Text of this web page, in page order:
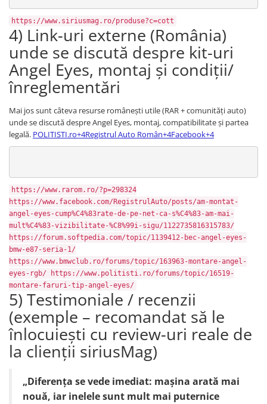
https://www.siriusmag.ro/produse?c=cott
4) Link-uri externe (România)
unde se discută despre kit-uri
Angel Eyes, montaj și condiții/
înreglementări
Mai jos sunt câteva resurse românești utile (RAR + comunități auto)
unde se discută despre Angel Eyes, montaj, compatibilitate și partea
legală. POLITISTI.ro+4Registrul Auto Român+4Facebook+4
https://www.rarom.ro/?p=298324
https://www.facebook.com/RegistrulAuto/posts/am-montat-
angel-eyes-cump%C4%83rate-de-pe-net-ca-s%C4%83-am-mai-
mult%C4%83-vizibilitate-%C8%99i-sigu/1122735816315783/
https://forum.softpedia.com/topic/1139412-bec-angel-eyes-
bmw-e87-seria-1/
https://www.bmwclub.ro/forums/topic/163963-montare-angel-
eyes-rgb/ https://www.politisti.ro/forums/topic/16519-
montare-faruri-tip-angel-eyes/
5) Testimoniale / recenzii
(exemple – recomandat să le
înlocuiești cu review-uri reale de
la clienții siriusMag)
„Diferența se vede imediat: mașina arată mai
nouă, iar inelele sunt mult mai puternice